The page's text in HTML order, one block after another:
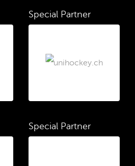
Special Partner
Special Partner